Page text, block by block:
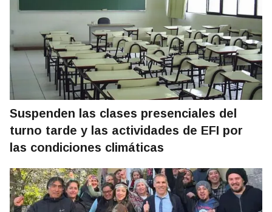
Suspenden las clases presenciales del
turno tarde y las actividades de EFI por
las condiciones climáticas